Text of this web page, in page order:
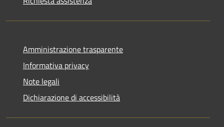
Amministrazione trasparente
Informativa privacy
Note legali
Dichiarazione di accessibilità